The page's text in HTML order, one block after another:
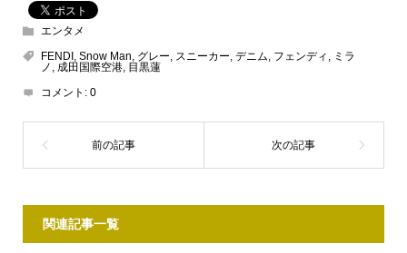
エンタメ
FENDI , Snow Man, グレー, スニーカー, デニム, フェンディ , ミラ
ノ , 成田国際空港, 目黒蓮
コメント: 0
関連記事一覧